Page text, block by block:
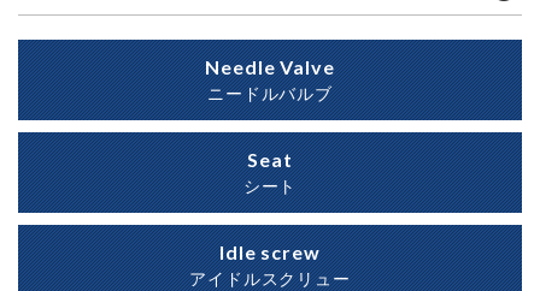
Needle Valve
ニードルバルブ
Seat
シート
Idle screw
アイドルスクリュー